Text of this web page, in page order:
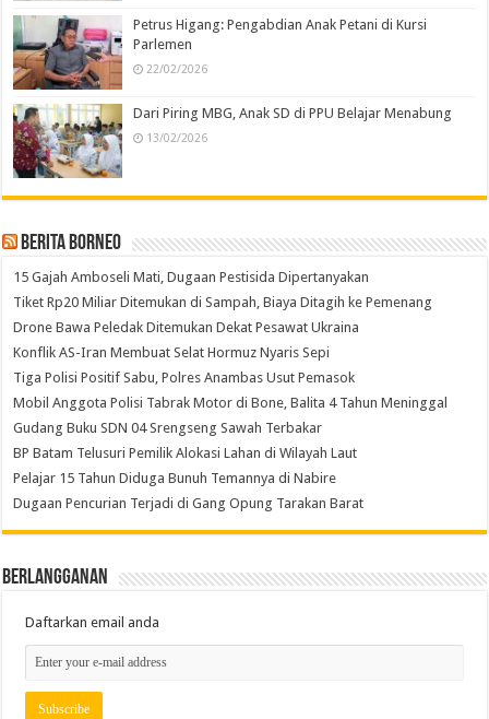
Petrus Higang: Pengabdian Anak Petani di Kursi
Parlemen
22/02/2026
Dari Piring MBG, Anak SD di PPU Belajar Menabung
13/02/2026
Berita Borneo
15 Gajah Amboseli Mati, Dugaan Pestisida Dipertanyakan
Tiket Rp20 Miliar Ditemukan di Sampah, Biaya Ditagih ke Pemenang
Drone Bawa Peledak Ditemukan Dekat Pesawat Ukraina
Konflik AS-Iran Membuat Selat Hormuz Nyaris Sepi
Tiga Polisi Positif Sabu, Polres Anambas Usut Pemasok
Mobil Anggota Polisi Tabrak Motor di Bone, Balita 4 Tahun Meninggal
Gudang Buku SDN 04 Srengseng Sawah Terbakar
BP Batam Telusuri Pemilik Alokasi Lahan di Wilayah Laut
Pelajar 15 Tahun Diduga Bunuh Temannya di Nabire
Dugaan Pencurian Terjadi di Gang Opung Tarakan Barat
Berlangganan
Daftarkan email anda